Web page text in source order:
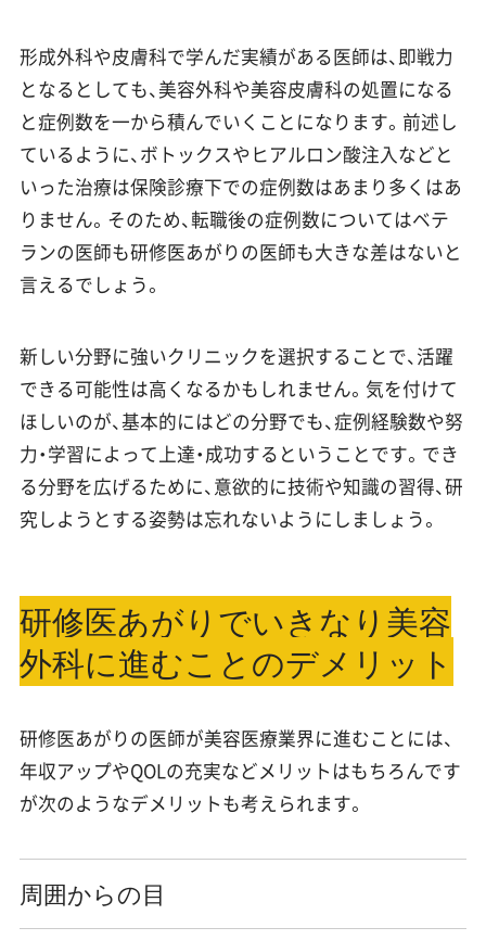
形成外科や皮膚科で学んだ実績がある医師は、即戦力
となるとしても、美容外科や美容皮膚科の処置になる
と症例数を一から積んでいくことになります。前述し
ているように、ボトックスやヒアルロン酸注入などと
いった治療は保険診療下での症例数はあまり多くはあ
りません。そのため、転職後の症例数についてはベテ
ランの医師も研修医あがりの医師も大きな差はないと
言えるでしょう。
新しい分野に強いクリニックを選択することで、活躍
できる可能性は高くなるかもしれません。気を付けて
ほしいのが、基本的にはどの分野でも、症例経験数や努
力・学習によって上達・成功するということです。でき
る分野を広げるために、意欲的に技術や知識の習得、研
究しようとする姿勢は忘れないようにしましょう。
研修医あがりでいきなり美容
外科に進むことのデメリット
研修医あがりの医師が美容医療業界に進むことには、
年収アップやQOLの充実などメリットはもちろんです
が次のようなデメリットも考えられます。
周囲からの目